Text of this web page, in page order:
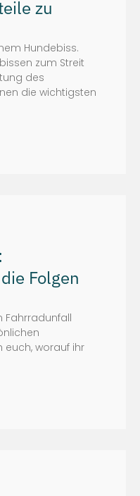
zu
Hundebiss.
zum Streit
des
die wichtigsten
Folgen
Fahrradunfall
euch, worauf ihr